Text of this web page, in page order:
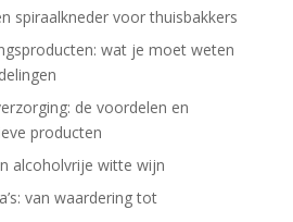
spiraalkneder voor thuisbakkers
wat je moet weten
de voordelen en
producten
alcoholvrije witte wijn
van waardering tot